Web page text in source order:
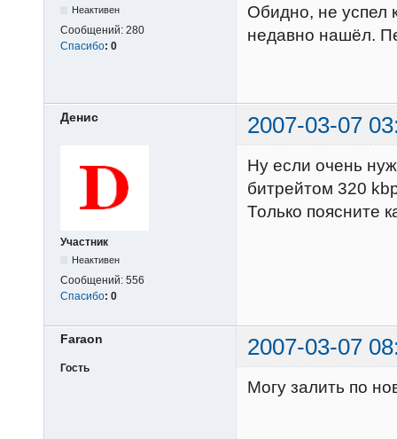
Неактивен
Сообщений: 280
Спасибо: 0
Обидно, не успел
недавно нашёл.
Денис 2007-03-07
Участник
Неактивен
Сообщений: 556
Спасибо: 0
Ну если очень
битрейтом 320
Только поясните
Faraon 2007-03-07
Гость
Могу залить по